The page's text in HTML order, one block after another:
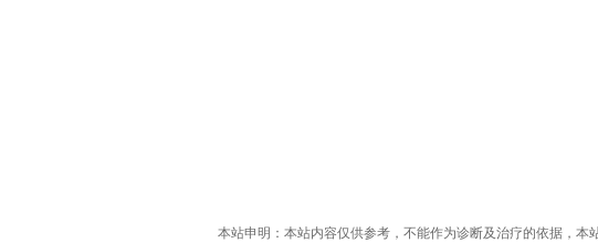
本站申明：本站内容仅供参考，不能作为诊断及治疗的依据，